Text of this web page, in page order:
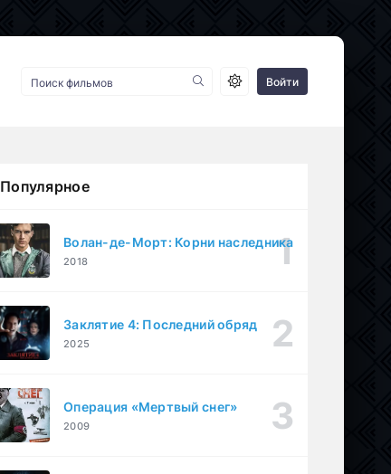
Войти
Популярное
Волан-де-Морт: Корни наследника
2018
Заклятие 4: Последний обряд
2025
Операция «Мертвый снег»
2009